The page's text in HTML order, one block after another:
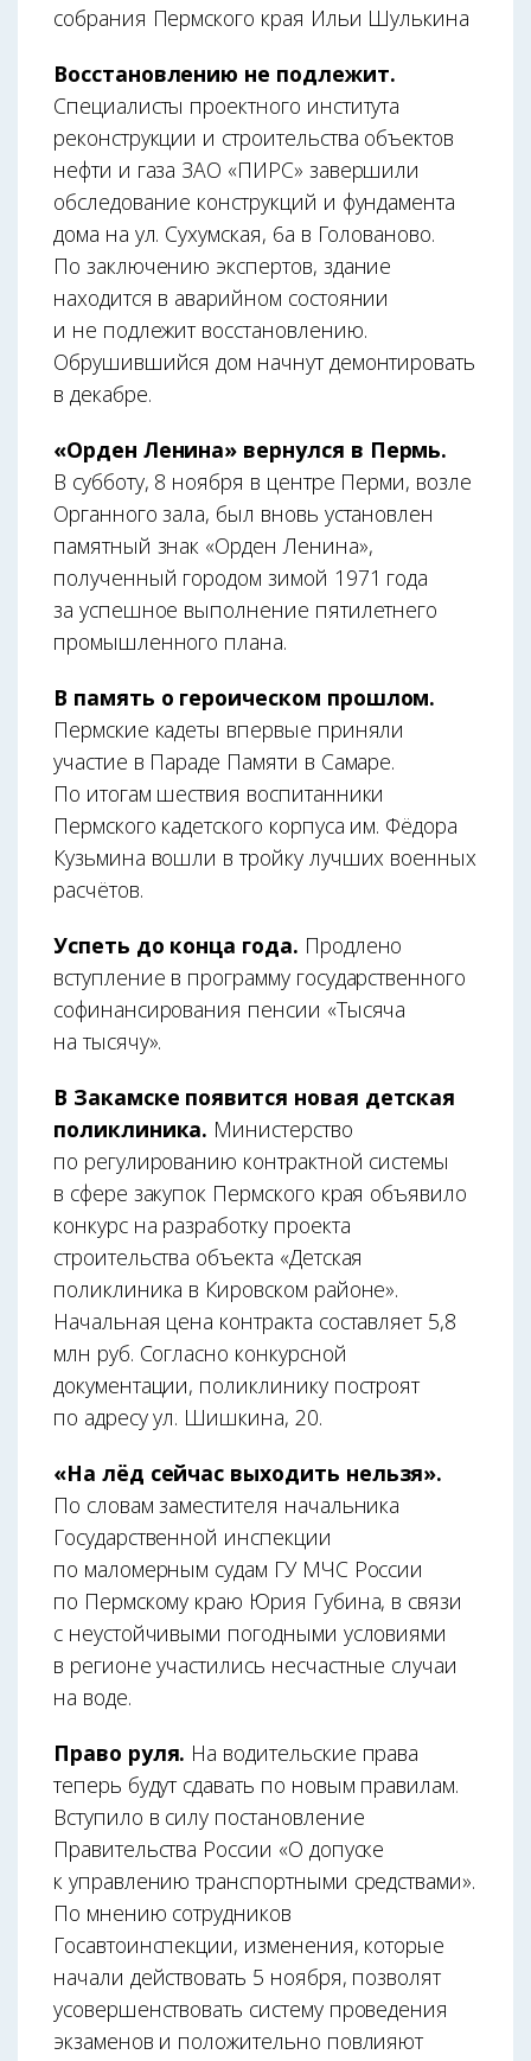
собрания Пермского края Ильи Шулькина
Восстановлению не подлежит.
Специалисты проектного института
реконструкции и строительства объектов
нефти и газа ЗАО «ПИРС» завершили
обследование конструкций и фундамента
дома на ул. Сухумская, 6а в Голованово.
По заключению экспертов, здание
находится в аварийном состоянии
и не подлежит восстановлению.
Обрушившийся дом начнут демонтировать
в декабре.
«Орден Ленина» вернулся в Пермь.
В субботу, 8 ноября в центре Перми, возле
Органного зала, был вновь установлен
памятный знак «Орден Ленина»,
полученный городом зимой 1971 года
за успешное выполнение пятилетнего
промышленного плана.
В память о героическом прошлом.
Пермские кадеты впервые приняли
участие в Параде Памяти в Самаре.
По итогам шествия воспитанники
Пермского кадетского корпуса им. Фёдора
Кузьмина вошли в тройку лучших военных
расчётов.
Успеть до конца года. Продлено
вступление в программу государственного
софинансирования пенсии «Тысяча
на тысячу».
В Закамске появится новая детская
поликлиника. Министерство
по регулированию контрактной системы
в сфере закупок Пермского края объявило
конкурс на разработку проекта
строительства объекта «Детская
поликлиника в Кировском районе».
Начальная цена контракта составляет 5,8
млн руб. Согласно конкурсной
документации, поликлинику построят
по адресу ул. Шишкина, 20.
«На лёд сейчас выходить нельзя».
По словам заместителя начальника
Государственной инспекции
по маломерным судам ГУ МЧС России
по Пермскому краю Юрия Губина, в связи
с неустойчивыми погодными условиями
в регионе участились несчастные случаи
на воде.
Право руля. На водительские права
теперь будут сдавать по новым правилам.
Вступило в силу постановление
Правительства России «О допуске
к управлению транспортными средствами».
По мнению сотрудников
Госавтоинспекции, изменения, которые
начали действовать 5 ноября, позволят
усовершенствовать систему проведения
экзаменов и положительно повлияют